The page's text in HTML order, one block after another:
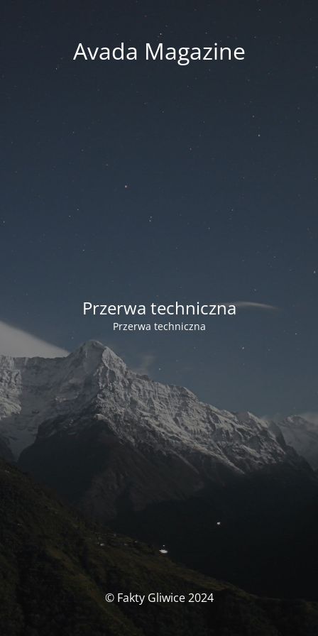
Avada Magazine
Przerwa techniczna
Przerwa techniczna
© Fakty Gliwice 2024